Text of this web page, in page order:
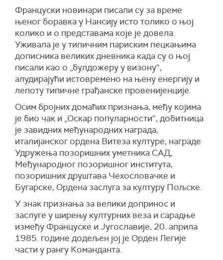
Француски новинари писали су за време
њеног боравка у Нансију исто толико о њој
колико и о представама које је довела.
Уживала је у типичним париским пецкањима
дописника великих дневника када су о њој
писали као о „булдожеру у визону“,
алудирајући истовремено на њену енергију и
лепоту типичне грађанске провенијенције.
Осим бројних домаћих признања, међу којима
је био чак и „Оскар популарности“, добитница
је завидних међународних награда,
италијанског ордена Витеза културе, награде
Удружења позоришних уметника САД,
Међународног позоришног института,
позоришних друштава Чехословачке и
Бугарске, Ордена заслуга за културу Пољске.
У знак признања за велики допринос и
заслуге у ширењу културних веза и сарадње
између Француске и Југославије, 20. априла
1985. године додељен јој је Орден Легије
части у рангу Команданта.